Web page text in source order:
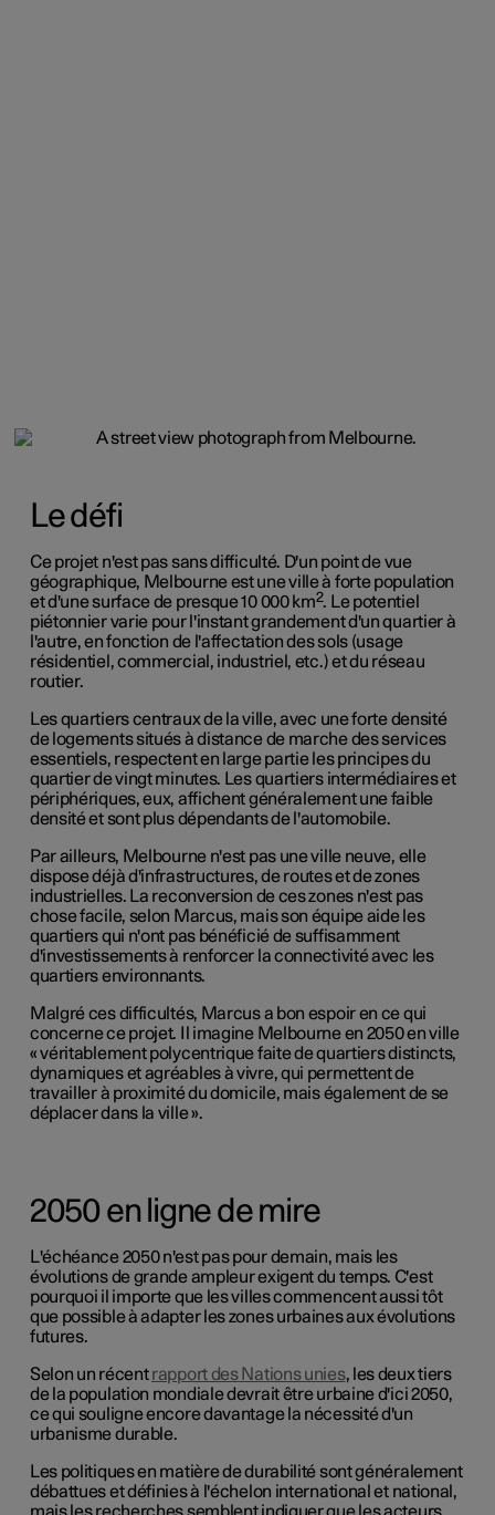
Le défi
Ce projet n'est pas sans difficulté. D'un point de vue
géographique, Melbourne est une ville à forte population
et d'une surface de presque 10 000 km2. Le potentiel
piétonnier varie pour l'instant grandement d'un quartier à
l'autre, en fonction de l'affectation des sols (usage
résidentiel, commercial, industriel, etc.) et du réseau
routier.
Les quartiers centraux de la ville, avec une forte densité
de logements situés à distance de marche des services
essentiels, respectent en large partie les principes du
quartier de vingt minutes. Les quartiers intermédiaires et
périphériques, eux, affichent généralement une faible
densité et sont plus dépendants de l'automobile.
Par ailleurs, Melbourne n'est pas une ville neuve, elle
dispose déjà d'infrastructures, de routes et de zones
industrielles. La reconversion de ces zones n'est pas
chose facile, selon Marcus, mais son équipe aide les
quartiers qui n'ont pas bénéficié de suffisamment
d'investissements à renforcer la connectivité avec les
quartiers environnants.
Malgré ces difficultés, Marcus a bon espoir en ce qui
concerne ce projet. Il imagine Melbourne en 2050 en ville
« véritablement polycentrique faite de quartiers distincts,
dynamiques et agréables à vivre, qui permettent de
travailler à proximité du domicile, mais également de se
déplacer dans la ville ».
2050 en ligne de mire
L'échéance 2050 n'est pas pour demain, mais les
évolutions de grande ampleur exigent du temps. C'est
pourquoi il importe que les villes commencent aussi tôt
que possible à adapter les zones urbaines aux évolutions
futures.
Selon un récentrapport des Nations unies, les deux tiers
de la population mondiale devrait être urbaine d'ici 2050,
ce qui souligne encore davantage la nécessité d'un
urbanisme durable.
Les politiques en matière de durabilité sont généralement
débattues et définies à l'échelon international et national,